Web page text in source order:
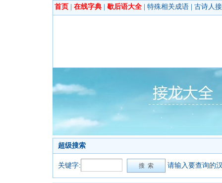
首页 在线字典 歇后语大全 特殊相关成语 古诗人
超级搜索
关键字: 请输入要查询的